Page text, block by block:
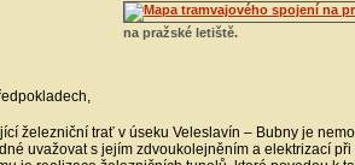
na pražské letiště.
železniční trať v úseku Veleslavín – Bubny je
uvažovat s jejím zdvoukolejněním a elektrizací